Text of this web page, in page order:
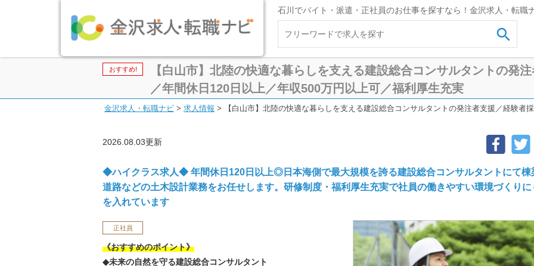
石川でバイト・派遣・正社員のお仕事を探すなら！金沢求人・転職

おすすめ!
【白山市】北陸の快適な暮らしを支える建設総合コンサルタントの発
／年間休日120日以上／年収500万円以上可／福利厚生充実
金沢求人・転職ナビ > 求人情報 > 【白山市】北陸の快適な暮らしを支える建設総合コンサルタントの発注者支援／経験者
2026.08.03更新
◆ハイクラス求人◆ 年間休日120日以上◎日本海側で最大規模を誇る建設総合コンサルタントにて棟
道路などの土木設計業務をお任せします。研修制度・福利厚生充実で社員の働きやすい環境づくりに
を入れています
正社員
《おすすめのポイント》
◆未来の自然を守る建設総合コンサルタント